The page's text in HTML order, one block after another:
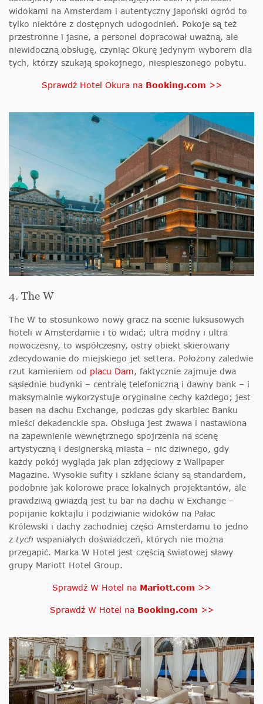
widokami na Amsterdam i autentyczny japoński ogród to
tylko niektóre z dostępnych udogodnień. Pokoje są też
przestronne i jasne, a personel dopracował uważną, ale
niewidoczną obsługę, czyniąc Okurę jedynym wyborem dla
tych, którzy szukają spokojnego, niespieszonego pobytu.
Sprawdź Hotel Okura na Booking.com >>
4. The W
The W to stosunkowo nowy gracz na scenie luksusowych
hoteli w Amsterdamie i to widać; ultra modny i ultra
nowoczesny, to współczesny, ostry obiekt skierowany
zdecydowanie do miejskiego jet settera. Położony zaledwie
rzut kamieniem od placu Dam, faktycznie zajmuje dwa
sąsiednie budynki – centralę telefoniczną i dawny bank – i
maksymalnie wykorzystuje oryginalne cechy każdego; jest
basen na dachu Exchange, podczas gdy skarbiec Banku
mieści dekadenckie spa. Obsługa jest żwawa i nastawiona
na zapewnienie wewnętrznego spojrzenia na scenę
artystyczną i designerską miasta – nic dziwnego, gdy
każdy pokój wygląda jak plan zdjęciowy z Wallpaper
Magazine. Wysokie sufity i szklane ściany są standardem,
podobnie jak kolorowe prace lokalnych projektantów, ale
prawdziwą gwiazdą jest tu bar na dachu w Exchange –
popijanie koktajlu i podziwianie widoków na Pałac
Królewski i dachy zachodniej części Amsterdamu to jedno
z tych wspaniałych doświadczeń, których nie można
przegapić. Marka W Hotel jest częścią światowej sławy
grupy Mariott Hotel Group.
Sprawdź W Hotel na Mariott.com >>
Sprawdź W Hotel na Booking.com >>